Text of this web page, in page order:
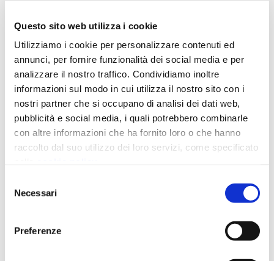
Questo sito web utilizza i cookie
Utilizziamo i cookie per personalizzare contenuti ed
annunci, per fornire funzionalità dei social media e per
analizzare il nostro traffico. Condividiamo inoltre
informazioni sul modo in cui utilizza il nostro sito con i
nostri partner che si occupano di analisi dei dati web,
pubblicità e social media, i quali potrebbero combinarle
con altre informazioni che ha fornito loro o che hanno
raccolto dal suo utilizzo dei loro servizi, come specificato
cookie strettamente necessari.
delNecessari
Preferenze